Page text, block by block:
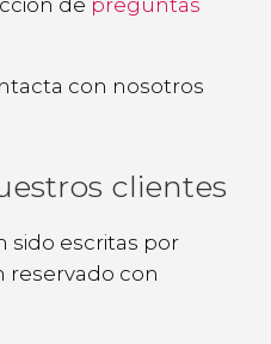
con nosotros
clientes
sido escritas por
reservado con